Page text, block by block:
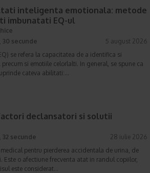
inteligenta emotionala: metode
imbunatati EQ-ul
30 secunde
5 august 2026
se refera la capacitatea de a identifica si
si emotiile celorlalti. In general, se spune ca
cateva abilitati:…
declansatori si solutii
32 secunde
28 iulie 2026
pentru pierderea accidentala de urina, de
Este o afectiune frecventa atat in randul copiilor,
este considerat…